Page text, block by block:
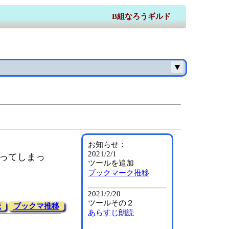
B組なろうギルド
▼
てしまっ
ブックマ推移
お知らせ：
2021/2/1
ツールを追加
ブックマーク推移
2021/2/20
ツールその２
あらすじ朗読